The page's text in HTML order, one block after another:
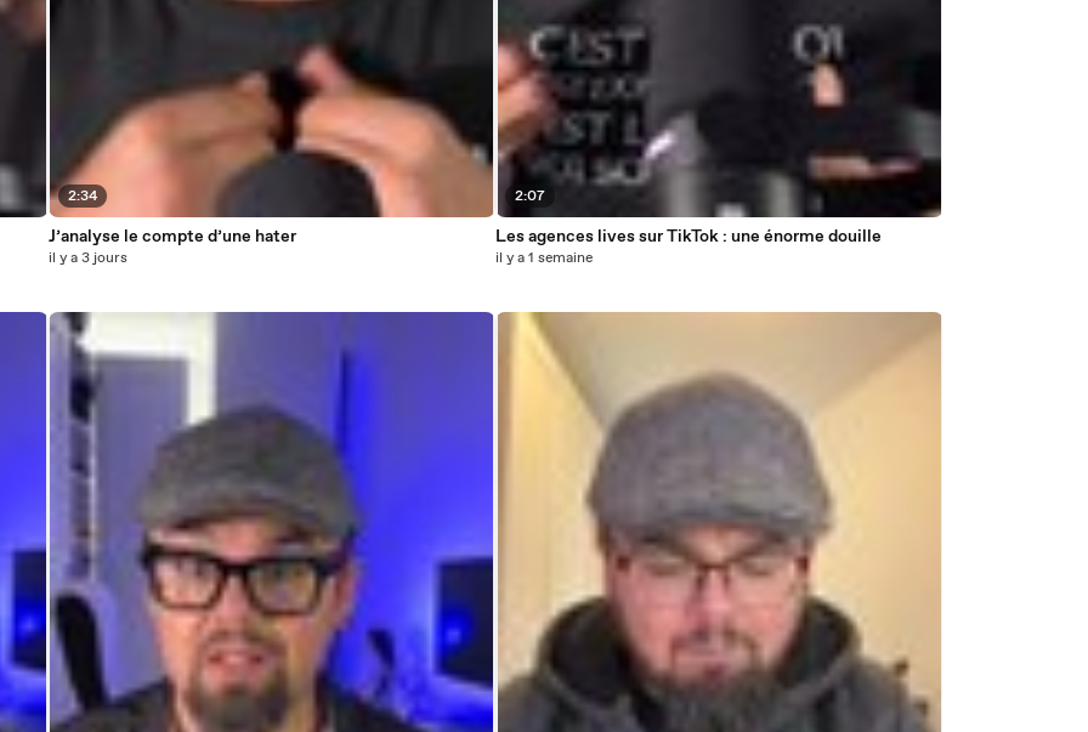
2:34
J’analyse le compte d’une hater
il y a 3 jours
2:07
Les agences lives sur TikTok : une énorme douille
il y a 1 semaine